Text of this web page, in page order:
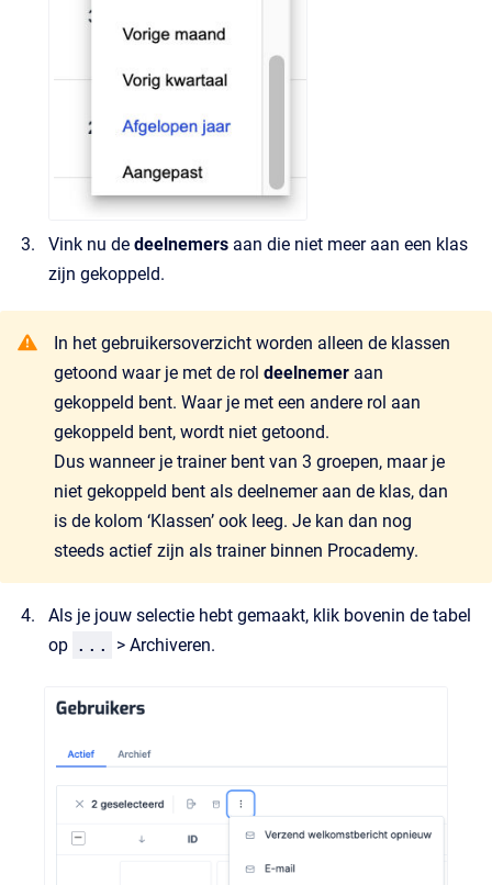
Vink nu de deelnemers aan die niet meer aan een klas
zijn gekoppeld.
In het gebruikersoverzicht worden alleen de klassen
getoond waar je met de rol deelnemer aan
gekoppeld bent. Waar je met een andere rol aan
gekoppeld bent, wordt niet getoond.
Dus wanneer je trainer bent van 3 groepen, maar je
niet gekoppeld bent als deelnemer aan de klas, dan
is de kolom ‘Klassen’ ook leeg. Je kan dan nog
steeds actief zijn als trainer binnen Procademy.
Als je jouw selectie hebt gemaakt, klik bovenin de tabel
op ... > Archiveren.